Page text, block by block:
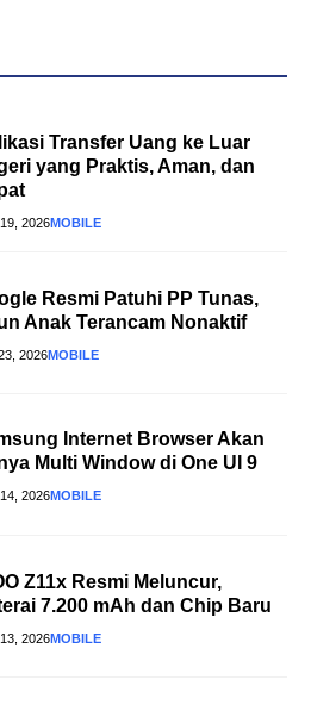
Transfer Uang ke Luar
yang Praktis, Aman, dan
2026MOBILE
Resmi Patuhi PP Tunas,
Anak Terancam Nonaktif
2026MOBILE
Internet Browser Akan
Multi Window di One UI 9
2026MOBILE
Z11x Resmi Meluncur,
7.200 mAh dan Chip Baru
2026MOBILE